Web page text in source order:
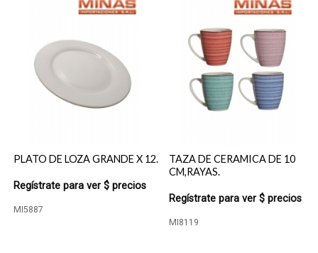
PLATO DE LOZA GRANDE X 12.
Regístrate para ver $ precios
MI5887
TAZA DE CERAMICA DE 10
CM,RAYAS.
Regístrate para ver $ precios
MI8119